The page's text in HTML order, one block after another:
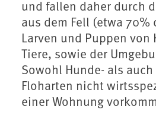
und fallen daher durch
aus dem Fell (etwa
Larven und Puppen
Tiere, sowie der
Sowohl Hunde- als
Floharten nicht
einer Wohnung